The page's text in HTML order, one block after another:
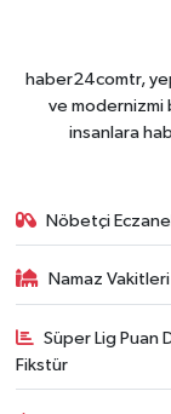
haber24comtr,
ve modernizmi
insanlara
Nöbetçi
Namaz Vakitleri
Süper Lig Puan
Fikstür